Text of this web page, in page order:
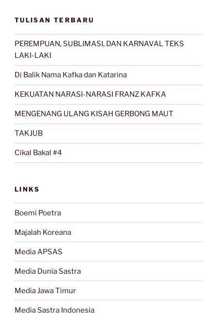
TULISAN TERBARU
PEREMPUAN, SUBLIMASI, DAN KARNAVAL TEKS
LAKI-LAKI
Di Balik Nama Kafka dan Katarina
KEKUATAN NARASI-NARASI FRANZ KAFKA
MENGENANG ULANG KISAH GERBONG MAUT
TAKJUB
Cikal Bakal #4
LINKS
Boemi Poetra
Majalah Koreana
Media APSAS
Media Dunia Sastra
Media Jawa Timur
Media Sastra Indonesia